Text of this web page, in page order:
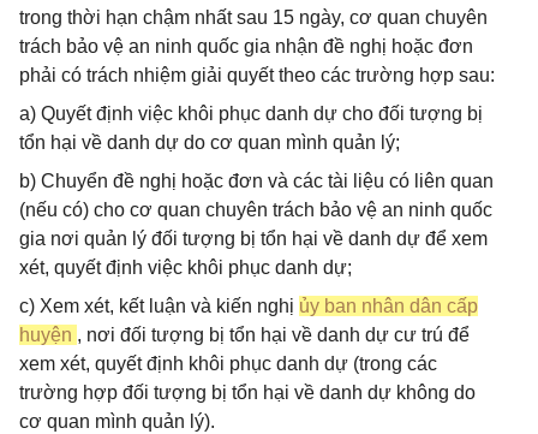
trong thời hạn chậm nhất sau 15 ngày, cơ quan chuyên
trách bảo vệ an ninh quốc gia nhận đề nghị hoặc đơn
phải có trách nhiệm giải quyết theo các trường hợp sau:
a) Quyết định việc khôi phục danh dự cho đối tượng bị
tổn hại về danh dự do cơ quan mình quản lý;
b) Chuyển đề nghị hoặc đơn và các tài liệu có liên quan
(nếu có) cho cơ quan chuyên trách bảo vệ an ninh quốc
gia nơi quản lý đối tượng bị tổn hại về danh dự để xem
xét, quyết định việc khôi phục danh dự;
c) Xem xét, kết luận và kiến nghị ủy ban nhân dân cấp
huyện , nơi đối tượng bị tổn hại về danh dự cư trú để
xem xét, quyết định khôi phục danh dự (trong các
trường hợp đối tượng bị tổn hại về danh dự không do
cơ quan mình quản lý).